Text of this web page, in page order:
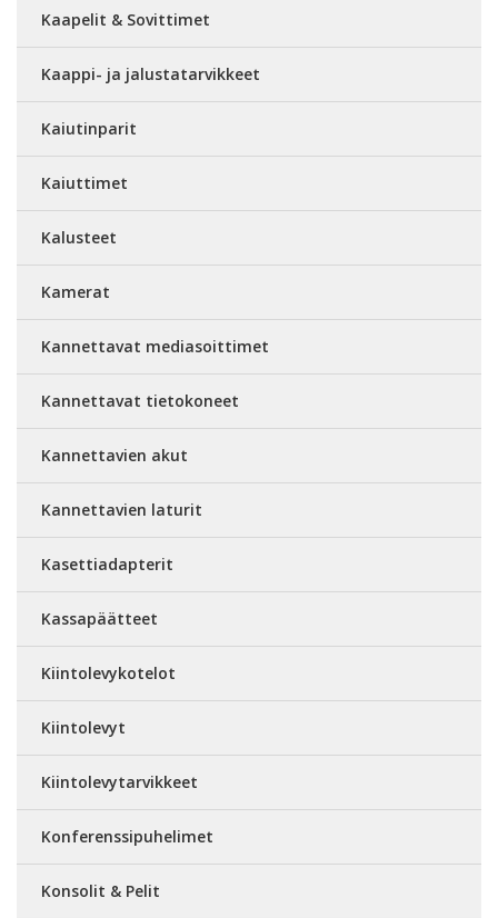
Kaapelit & Sovittimet
Kaappi- ja jalustatarvikkeet
Kaiutinparit
Kaiuttimet
Kalusteet
Kamerat
Kannettavat mediasoittimet
Kannettavat tietokoneet
Kannettavien akut
Kannettavien laturit
Kasettiadapterit
Kassapäätteet
Kiintolevykotelot
Kiintolevyt
Kiintolevytarvikkeet
Konferenssipuhelimet
Konsolit & Pelit